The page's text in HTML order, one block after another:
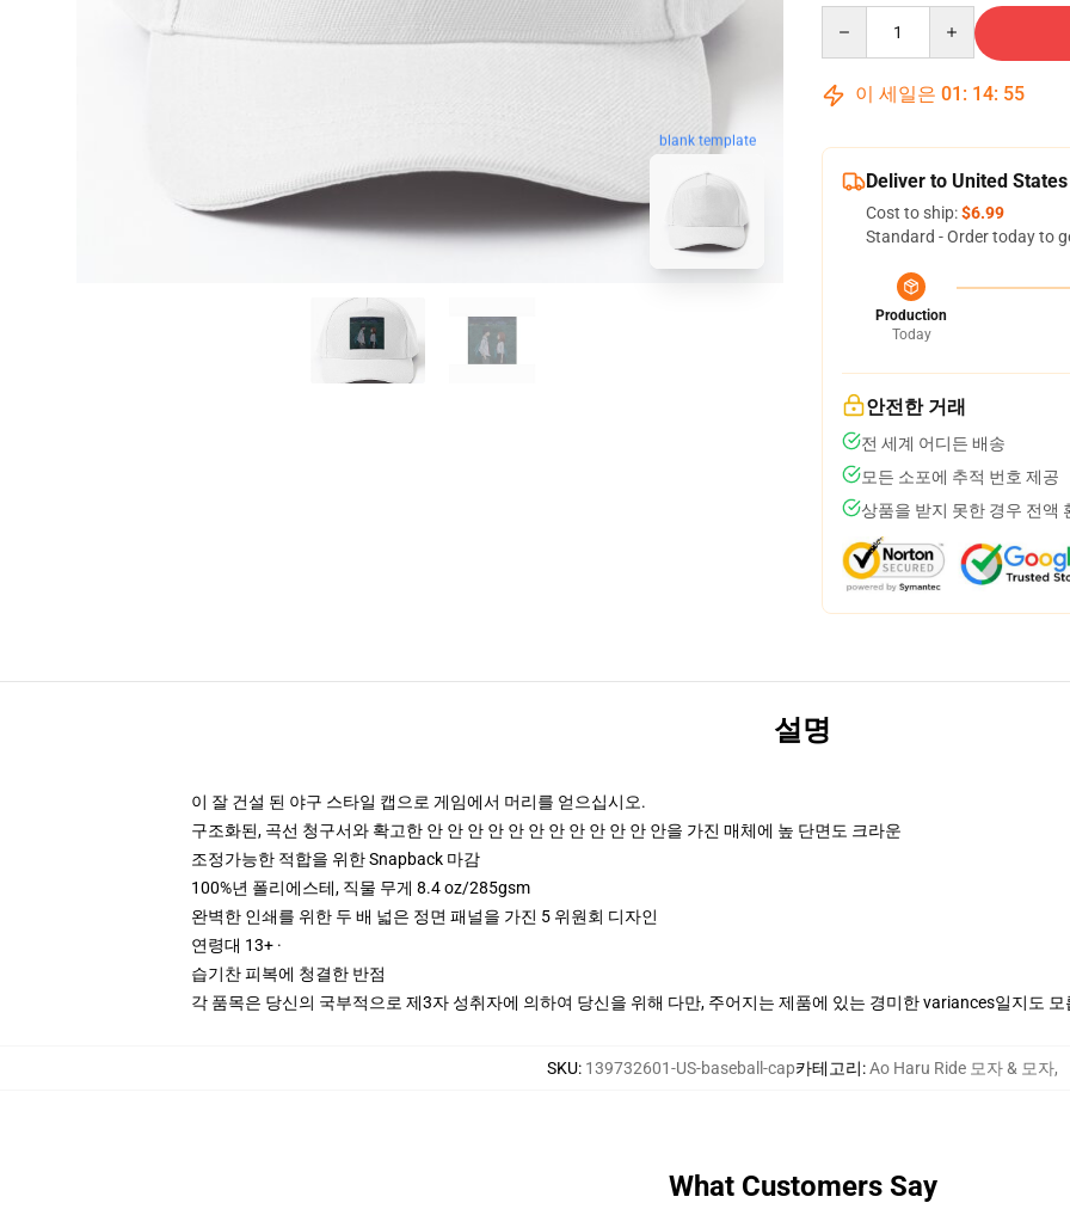
blank template
이 세일은 01 : 14: 54
Deliver to United States
Cost to ship:$6.99
Standard - Order today to
Production
Today
안전한 거래
전 세계 어디든 배송
모든 소포에 추적 번호 제공
상품을 받지 못한 경우 전액
설명
이 잘 건설 된 야구 스타일 캡으로 게임에서 머리를 얻으십시오.
구조화된, 곡선 청구서와 확고한 안 안 안 안 안 안 안 안 안 안 안 안을 가진 매체에 높 단면도 크라운
조정가능한 적합을 위한 Snapback 마감
100%년 폴리에스테, 직물 무게 8.4 oz/285gsm
완벽한 인쇄를 위한 두 배 넓은 정면 패널을 가진 5 위원회 디자인
연령대 13+ ·
습기찬 피복에 청결한 반점
각 품목은 당신의 국부적으로 제3자 성취자에 의하여 당신을 위해 다만, 주어지는 제품에 있는 경미한 variances일지도
SKU: 139732601-US-baseball-cap카테고리:Ao Haru Ride 모자 & 모자,
What Customers Say